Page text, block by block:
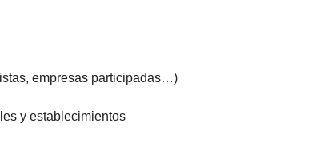
empresas participadas…)
y establecimientos